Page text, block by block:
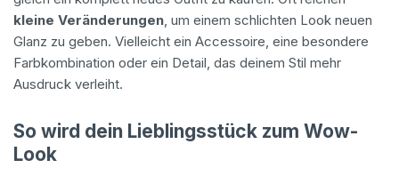
kleine Veränderungen, um einem schlichten Look neuen
Glanz zu geben. Vielleicht ein Accessoire, eine besondere
Farbkombination oder ein Detail, das deinem Stil mehr
Ausdruck verleiht.
So wird dein Lieblingsstück zum Wow-
Look